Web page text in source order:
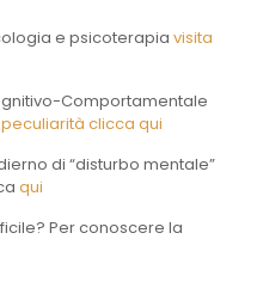
e psicoterapia visita
Comportamentale
clicca qui
di “disturbo mentale”
qui
Per conoscere la